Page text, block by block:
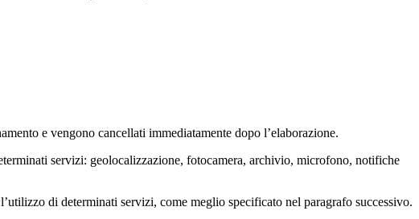
e vengono cancellati immediatamente dopo l’elaborazione.
servizi: geolocalizzazione, fotocamera, archivio, microfono, notifiche
di determinati servizi, come meglio specificato nel paragrafo successivo.